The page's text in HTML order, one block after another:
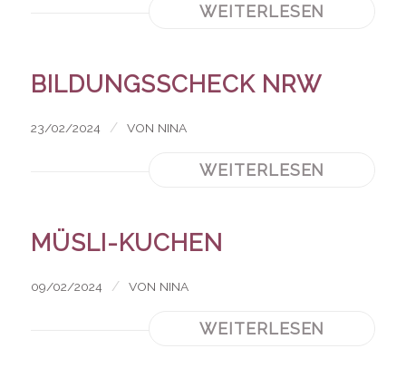
WEITERLESEN
BILDUNGSSCHECK NRW
23/02/2024 / VON NINA
WEITERLESEN
MÜSLI-KUCHEN
09/02/2024 / VON NINA
WEITERLESEN